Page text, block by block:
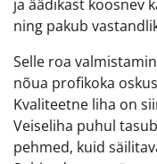
ja äädikast koosnev
ning pakub
Selle roa
nõua profikoka
Kvaliteetne liha on
Veiseliha puhul
pehmed, kuid